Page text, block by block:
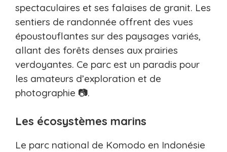
spectaculaires et ses falaises de granit. Les
sentiers de randonnée offrent des vues
époustouflantes sur des paysages variés,
allant des forêts denses aux prairies
verdoyantes. Ce parc est un paradis pour
les amateurs d’exploration et de
photographie 📷.
Les écosystèmes marins
Le parc national de Komodo en Indonésie